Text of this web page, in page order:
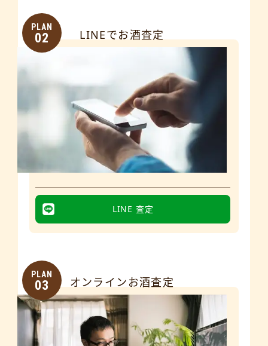
PLAN
02 LINEでお酒査定
LINE 査定
PLAN
03 オンラインお酒査定